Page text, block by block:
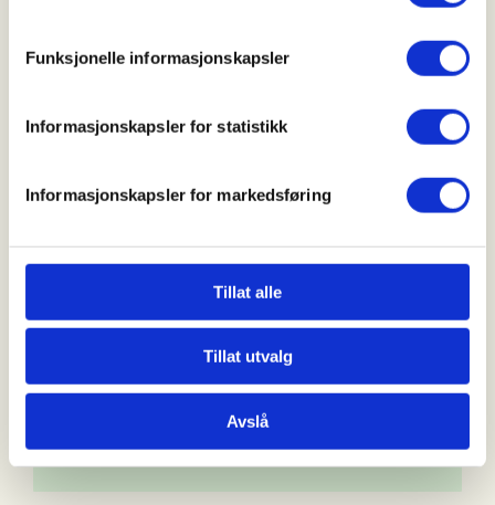
Funksjonelle informasjonskapsler
Informasjonskapsler for statistikk
Informasjonskapsler for markedsføring
Tillat alle
Tillat utvalg
Avslå
https://47653377
vombing og flåing om fangst:)
Oppmøtested